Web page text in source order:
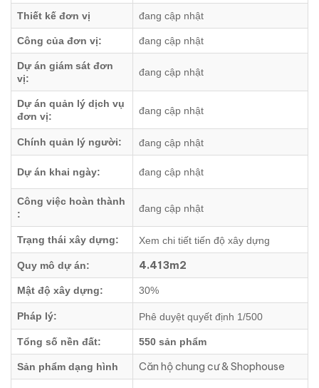
Thiết kế đơn vị đang cập nhật
Công của đơn vị: đang cập nhật
Dự án giám sát đơn
vị:
đang cập nhật
Dự án quản lý dịch vụ
đơn vị:
đang cập nhật
Chính quản lý người: đang cập nhật
Dự án khai ngày: đang cập nhật
Công việc hoàn thành
:
đang cập nhật
Trạng thái xây dựng: Xem chi tiết tiến độ xây dựng
Quy mô dự án: 4.413m2
Mật độ xây dựng: 30%
Pháp lý: Phê duyệt quyết định 1/500
Tổng số nền đất: 550 sản phẩm
Sản phẩm dạng hình Căn hộ chung cư & Shophouse